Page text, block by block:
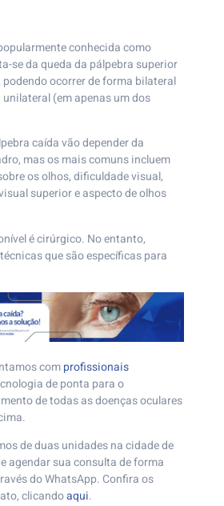
conhecida como
se da queda da pálpebra superior
ocorrer de forma bilateral
(em apenas um dos
caída vão depender da
mas os mais comuns incluem
os olhos, dificuldade visual,
superior e aspecto de olhos
é cirúrgico. No entanto,
que são específicas para
comprofissionais
de ponta para o
de todas as doenças oculares
de duas unidades na cidade de
agendar sua consulta de forma
do WhatsApp. Confira os
clicandoaqui.